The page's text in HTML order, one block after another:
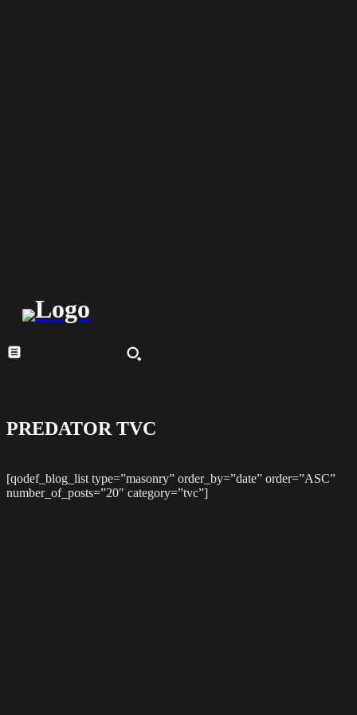
PREDATOR TVC
[qodef_blog_list type=”masonry” order_by=”date” order=”ASC”
number_of_posts=”20″ category=”tvc”]